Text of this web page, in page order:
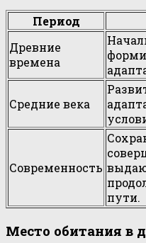
Период
Древние
времена
Средние века
Современность
пути.
Место обитания в